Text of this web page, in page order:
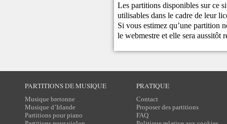
Les partitions disponibles sur ce
utilisables dans le cadre de leur
Si vous estimez qu’une partition
lewebmestre et elle sera aussitôt
PARTITIONS DE MUSIQUE
Musique bretonne
Musique d’Irlande
Partitions pour piano
PRATIQUE
Contact
Proposer des partitions
FAQ